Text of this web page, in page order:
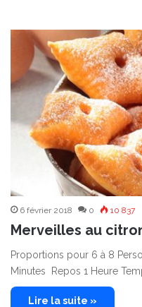
6 février 2018 0 10 837
Merveilles au
Proportions pour 6 à 8
Minutes Repos 1 Heure
Lire la suite »